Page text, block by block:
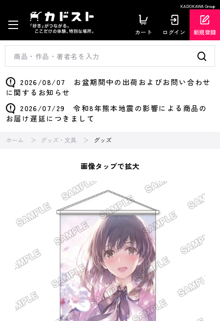
KADOKAWA Group
カート ログイン 新規登録
2026/08/07 お盆期間中の出荷およびお問い合わせ
に関するお知らせ
2026/07/29 令和8年熊本地震の影響による商品の
お届け遅延につきまして
ホーム グッズ・文具 グッズ
画像タップで拡大